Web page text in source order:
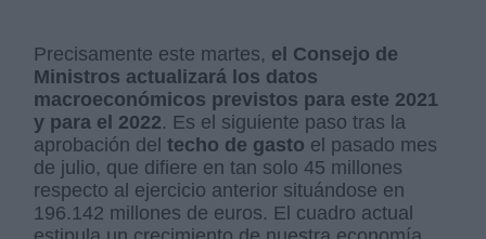
Precisamente este martes, el Consejo de
Ministros actualizará los datos
macroeconómicos previstos para este 2021
y para el 2022. Es el siguiente paso tras la
aprobación deltecho de gasto el pasado mes
de julio, que difiere en tan solo 45 millones
respecto al ejercicio anterior situándose en
196.142 millones de euros. El cuadro actual